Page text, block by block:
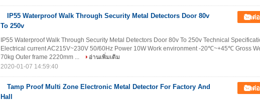
IP55 Waterproof Walk Through Security Metal Detectors Door 80v
To 250v
ติดต่อ
IP55 Waterproof Walk Through Security Metal Detectors Door 80v To 250v Technical
Electrical current AC215V~230V 50/60Hz Power 10W Work environment -20℃~+45℃ Gross
70kg Outer frame 2220mm ...
อ่านเพิ่มเติม
2020-01-07 14:59:40
Tamp Proof Multi Zone Electronic Metal Detector For Factory And
Hall
ติดต่อ